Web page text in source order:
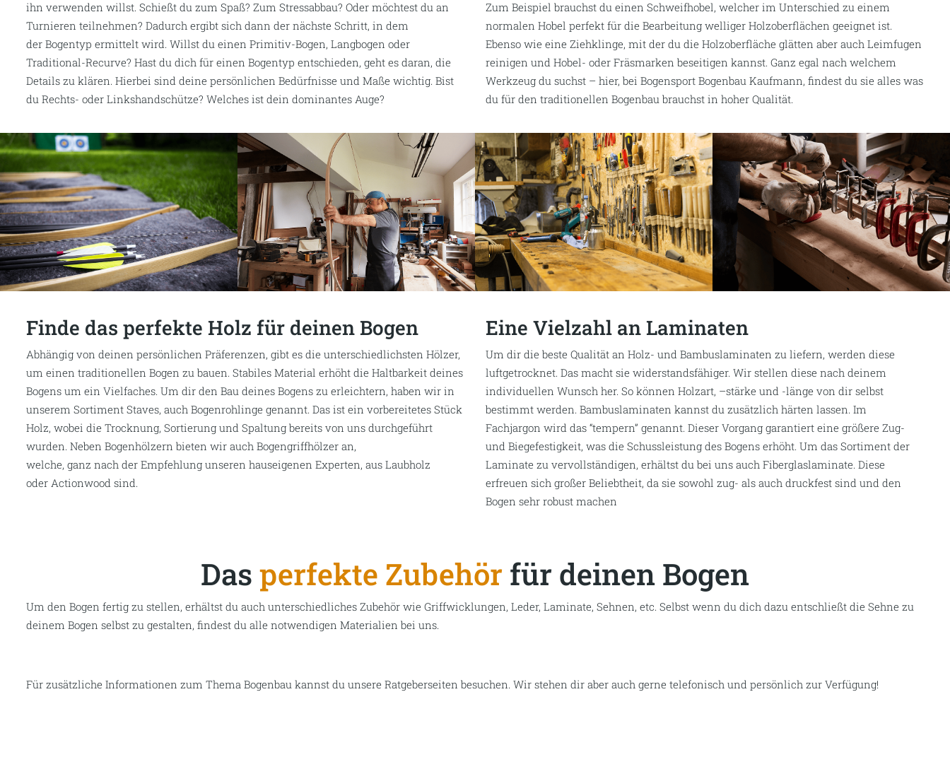
In4 SchrittenzumrichtigenBogen
Vorbereitung ist die halbe Miete
Die wichtigste Frage, die du dir vor dem Bau eines Bogens stellen musst, ist, wofür du
ihn verwenden willst. Schießt du zum Spaß? Zum Stressabbau? Oder möchtest du an
Turnieren teilnehmen? Dadurch ergibt sich dann der nächste Schritt, in dem
der Bogentyp ermittelt wird. Willst du einen Primitiv-Bogen, Langbogen oder
Traditional-Recurve? Hast du dich für einen Bogentyp entschieden, geht es daran, die
Details zu klären. Hierbei sind deine persönlichen Bedürfnisse und Maße wichtig. Bist
du Rechts- oder Linkshandschütze? Welches ist dein dominantes Auge?
Finde das richtige Werkzeug
Für den traditionellen Bogenbau werden die unterschiedlichsten Werkzeuge benötigt.
Zum Beispiel brauchst du einenSchweifhobel, welcher im Unterschied zu einem
normalen Hobel perfekt für die Bearbeitung welliger Holzoberflächen geeignet ist.
Ebenso wie eine Ziehklinge, mit der du die Holzoberfläche glätten aber auch Leimfugen
reinigen und Hobel- oder Fräsmarken beseitigen kannst. Ganz egal nach welchem
Werkzeug du suchst – hier,bei Bogensport Bogenbau ,findest dusiealleswas
du
für den traditionellen Bogenbaubrauchstin hoher Qualität.
Finde das perfekte Holz für deinen Bogen
, auch Bogenrohlinge genannt. Das ist ein vorbereitetes Stück
Spaltung bereits von uns durchgeführt
wurden. Neben Bogenhölzern bieten wir auch Bogengriffhölzer an,
welche, ganznachder Empfehlungunseren hauseigenenExperten,aus Laubholz
Eine Vielzahl an Laminaten
bestimmt werden. Bambuslamina
tenkannst du zusätzlich
Dieser Vorgang garantiert eine größere Zug-
und Biegefestigkeit, was die Schussleistung des Bogens erhöht. Um das Sortiment der